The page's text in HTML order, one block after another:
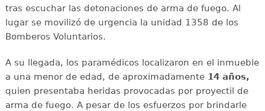
tras escuchar las detonaciones de arma de fuego. Al
lugar se movilizó de urgencia la unidad 1358 de los
Bomberos Voluntarios.
A su llegada, los paramédicos localizaron en el inmueble
a una menor de edad, de aproximadamente 14 años,
quien presentaba heridas provocadas por proyectil de
arma de fuego. A pesar de los esfuerzos por brindarle